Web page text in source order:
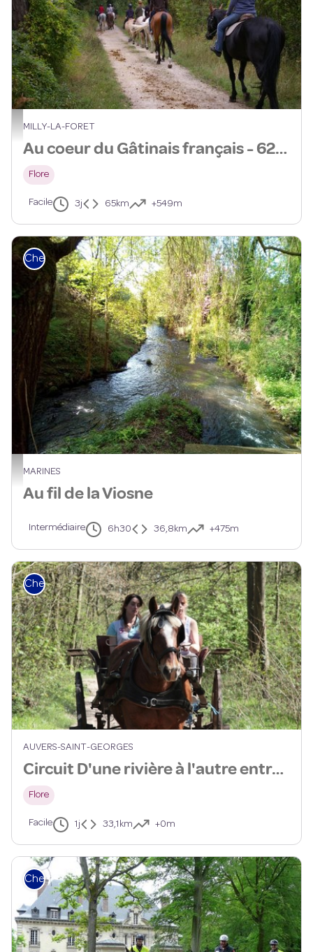
PNRGF
MILLY-LA-FORET
Au coeur du Gâtinais français - 62km
Flore
Facile 3j 65km +549m
La Viosne - CDEVO95
Cheval
MARINES
Au fil de la Viosne
Intermédiaire 6h30 36,8km +475m
Cheval
AUVERS-SAINT-GEORGES
Circuit D'une rivière à l'autre entre Juine et Essonne- 28km
Flore
Facile 1j 33,1km +0m
Cheval